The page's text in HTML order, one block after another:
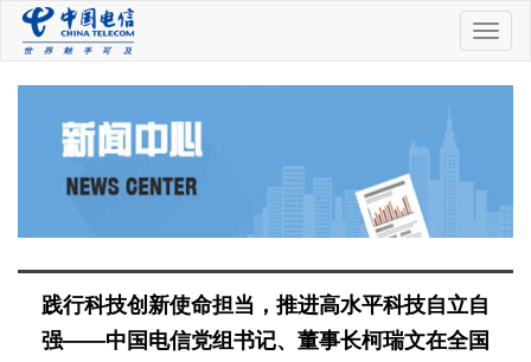
中
国
践行科技创新使命担当，推进高水平科技自立自
强——中国电信党组书记、董事长柯瑞文在全国